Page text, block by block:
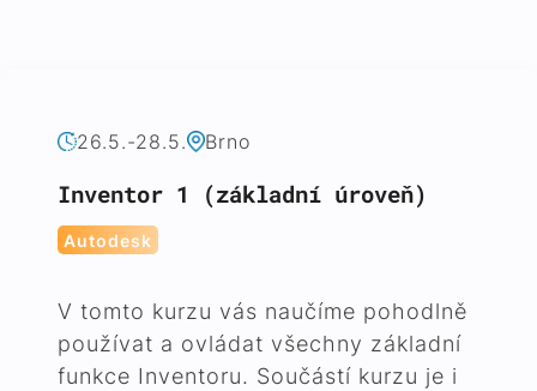
26.5.-28.5. Brno
Inventor 1 (základní úroveň)
Autodesk
V tomto kurzu vás naučíme pohodlně
používat a ovládat všechny základní
funkce Inventoru. Součástí kurzu je i